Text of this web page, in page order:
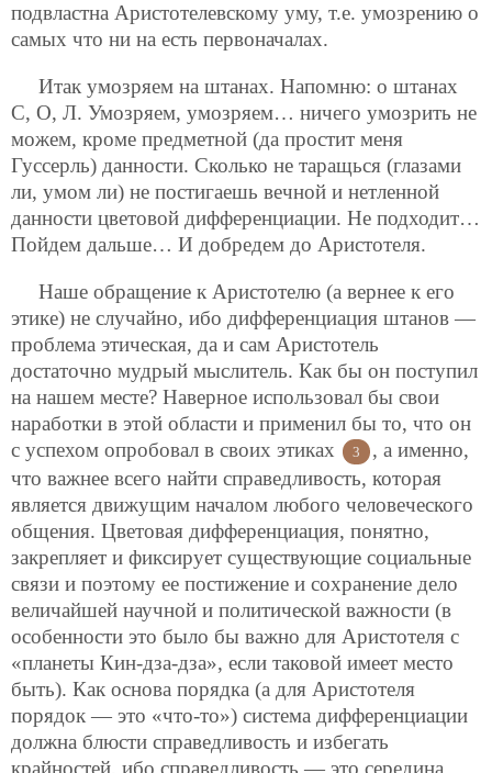
подвластна Аристотелевскому уму, т.е. умозрению о
самых что ни на есть первоначалах.
Итак умозряем на штанах. Напомню: о штанах
С, О, Л. Умозряем, умозряем… ничего умозрить не
можем, кроме предметной (да простит меня
Гуссерль) данности. Сколько не таращься (глазами
ли, умом ли) не постигаешь вечной и нетленной
данности цветовой дифференциации. Не подходит…
Пойдем дальше… И добредем до Аристотеля.
Наше обращение к Аристотелю (а вернее к его
этике) не случайно, ибо дифференциация штанов —
проблема этическая, да и сам Аристотель
достаточно мудрый мыслитель. Как бы он поступил
на нашем месте? Наверное использовал бы свои
наработки в этой области и применил бы то, что он
с успехом опробовал в своих этиках
3
, а именно,
что важнее всего найти справедливость, которая
является движущим началом любого человеческого
общения. Цветовая дифференциация, понятно,
закрепляет и фиксирует существующие социальные
связи и поэтому ее постижение и сохранение дело
величайшей научной и политической важности (в
особенности это было бы важно для Аристотеля с
«планеты Кин-дза-дза», если таковой имеет место
быть). Как основа порядка (а для Аристотеля
порядок — это «что-то») система дифференциации
должна блюсти справедливость и избегать
крайностей, ибо справедливость — это середина